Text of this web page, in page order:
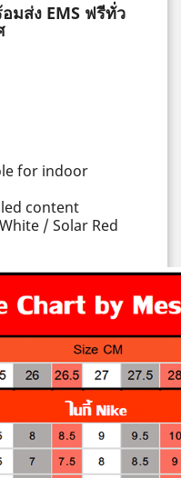
มส่ง EMS ฟรีทั่ว
for indoor
content
/ Solar Red